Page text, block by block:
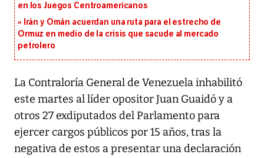
en los Juegos Centroamericanos
Irán y Omán acuerdan una ruta para el estrecho de
Ormuz en medio de la crisis que sacude al mercado
petrolero
La Contraloría General de Venezuela inhabilitó
este martes al líder opositor Juan Guaidó y a
otros 27 exdiputados del Parlamento para
ejercer cargos públicos por 15 años, tras la
negativa de estos a presentar una declaración